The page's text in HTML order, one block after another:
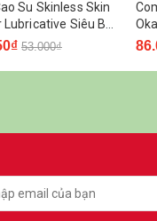
Su Skinless Skin
Lubricative Siêu Bôi
3 Cái
53.000₫